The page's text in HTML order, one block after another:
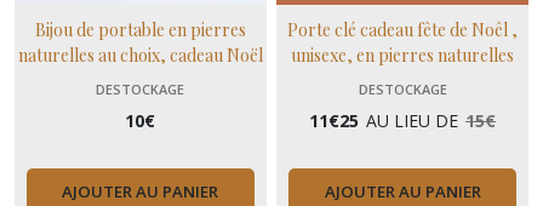
Bijou de portable en pierres
naturelles au choix, cadeau Noël
unisexe
DESTOCKAGE
10€
AJOUTER AU PANIER
Porte clé cadeau fête de Noêl ,
unisexe, en pierres naturelles
DESTOCKAGE
11€25 AU LIEU DE 15€
AJOUTER AU PANIER